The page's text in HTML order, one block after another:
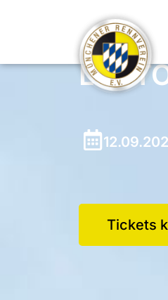
Tickets